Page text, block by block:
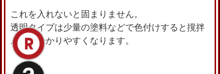
これを入れないと固まりません。
透明タイプは少量の塗料などで色付けすると撹拌
ムラが分かりやすくなります。